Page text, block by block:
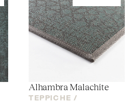
Alhambra Malachite
TEPPICHE /